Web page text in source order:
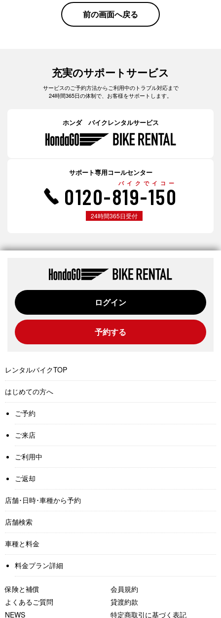
前の画面へ戻る
充実のサポートサービス
サービスのご予約方法からご利用中のトラブル対応まで
24時間365日の体制で、お客様をサポートします。
ホンダ バイクレンタルサービス
サポート専用コールセンター
バイクでイコー
0120-819-150
24時間365日受付
ログイン
予約する
レンタルバイクTOP
はじめての方へ
ご予約
ご来店
ご利用中
ご返却
店舗･日時･車種から予約
店舗検索
車種と料金
料金プラン詳細
保険と補償
よくあるご質問
NEWS
会員規約
貸渡約款
特定商取引に基づく表記